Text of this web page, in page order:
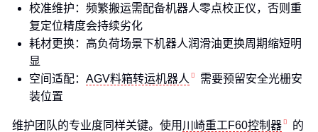
校准维护：频繁搬运需配备机器人零点校正仪，否则重
复定位精度会持续劣化
耗材更换：高负荷场景下机器人润滑油更换周期缩短明
显
空间适配： AGV料箱转运机器人
需要预留安全光栅安
装位置
维护团队的专业度同样关键。使用 川崎重工F60控制器
的